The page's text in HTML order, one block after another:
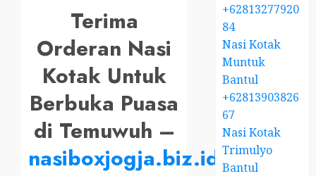
Terima
Orderan Nasi
Kotak Untuk
Berbuka Puasa
di Temuwuh –
nasiboxjogja.biz.id
+62813277920
84
Nasi Kotak
Muntuk
Bantul
+62813903826
67
Nasi Kotak
Trimulyo
Bantul